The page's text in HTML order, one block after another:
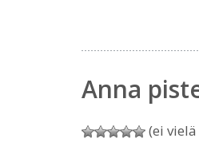
Anna
(ei